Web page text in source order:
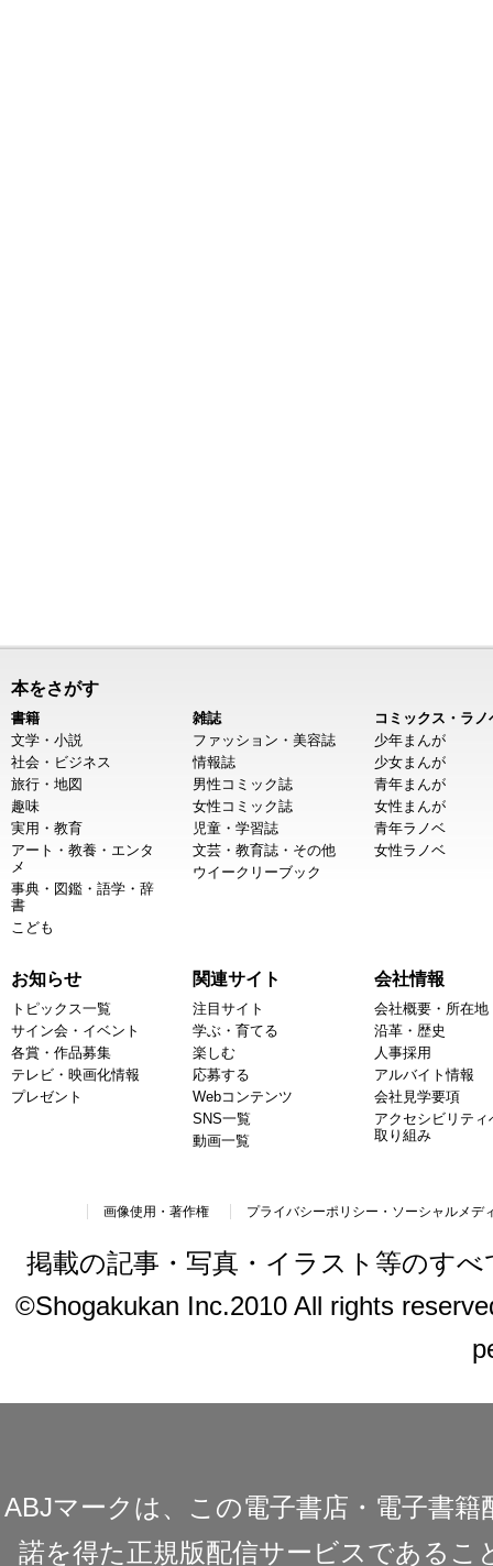
本をさがす
書籍
文学・小説
社会・ビジネス
旅行・地図
趣味
実用・教育
アート・教養・エンタ
メ
事典・図鑑・語学・辞
書
こども
雑誌
ファッション・美容誌
情報誌
男性コミック誌
女性コミック誌
児童・学習誌
文芸・教育誌・その他
ウイークリーブック
コミックス・ラノ
少年まんが
少女まんが
青年まんが
女性まんが
青年ラノベ
女性ラノベ
お知らせ
トピックス一覧
サイン会・イベント
各賞・作品募集
テレビ・映画化情報
プレゼント
関連サイト
注目サイト
学ぶ・育てる
楽しむ
応募する
Webコンテンツ
SNS一覧
動画一覧
会社情報
会社概要・所在地
沿革・歴史
人事採用
アルバイト情報
会社見学要項
アクセシビリティ
取り組み
画像使用・著作権 プライバシーポリシー・ソーシャルメデ
掲載の記事・写真・イラスト等のす
©Shogakukan Inc.2010 All rights
ABJマークは、この電子書店・電子書
諾を得た正規版配信サービスであるこ